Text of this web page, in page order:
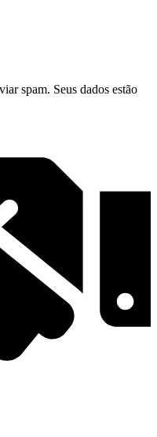
spam. Seus dados estão